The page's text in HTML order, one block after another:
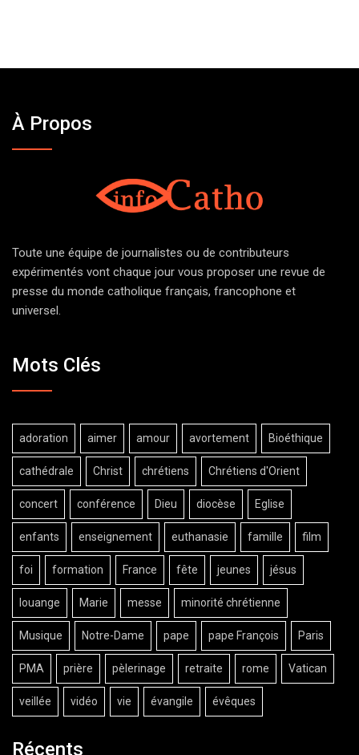
À Propos
Toute une équipe de journalistes ou de contributeurs
expérimentés vont chaque jour vous proposer une revue de
presse du monde catholique français, francophone et
universel.
Mots Clés
adoration aimer amour avortement Bioéthique
cathédrale Christ chrétiens Chrétiens d'Orient
concert conférence Dieu diocèse Eglise
enfants enseignement euthanasie famille film
foi formation France fête jeunes jésus
louange Marie messe minorité chrétienne
Musique Notre-Dame pape pape François Paris
PMA prière pèlerinage retraite rome Vatican
veillée vidéo vie évangile évêques
Récents